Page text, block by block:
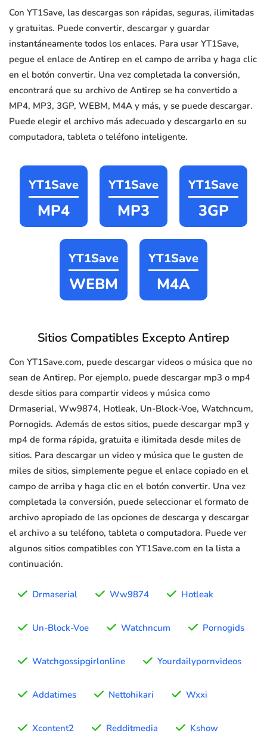
Con YT1Save, las descargas son rápidas, seguras, ilimitadas
y gratuitas. Puede convertir, descargar y guardar
instantáneamente todos los enlaces. Para usar YT1Save,
pegue el enlace de Antirep en el campo de arriba y haga clic
en el botón convertir. Una vez completada la conversión,
encontrará que su archivo de Antirep se ha convertido a
MP4, MP3, 3GP, WEBM, M4A y más, y se puede descargar.
Puede elegir el archivo más adecuado y descargarlo en su
computadora, tableta o teléfono inteligente.
YT1Save
MP4
YT1Save
MP3
YT1Save
3GP
YT1Save
WEBM
YT1Save
M4A
Sitios Compatibles Excepto Antirep
Con YT1Save.com, puede descargar videos o música que no
sean de Antirep. Por ejemplo, puede descargar mp3 o mp4
desde sitios para compartir videos y música como
Drmaserial, Ww9874, Hotleak, Un-Block-Voe, Watchncum,
Pornogids. Además de estos sitios, puede descargar mp3 y
mp4 de forma rápida, gratuita e ilimitada desde miles de
sitios. Para descargar un video y música que le gusten de
miles de sitios, simplemente pegue el enlace copiado en el
campo de arriba y haga clic en el botón convertir. Una vez
completada la conversión, puede seleccionar el formato de
archivo apropiado de las opciones de descarga y descargar
el archivo a su teléfono, tableta o computadora. Puede ver
algunos sitios compatibles con YT1Save.com en la lista a
continuación.
Drmaserial Ww9874 Hotleak
Un-Block-Voe Watchncum Pornogids
Watchgossipgirlonline Yourdailypornvideos
Addatimes Nettohikari Wxxi
Xcontent2 Redditmedia Kshow